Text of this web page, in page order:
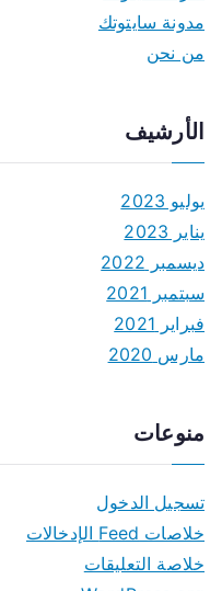
مدونة سايتوتك
من نحن
الأرشيف
يوليو 2023
يناير 2023
ديسمبر 2022
سبتمبر 2021
فبراير 2021
مارس 2020
منوعات
تسجيل الدخول
خلاصات Feed الإدخالات
خلاصة التعليقات